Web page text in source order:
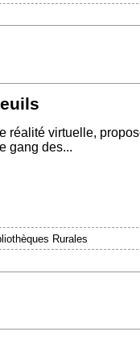
réalité virtuelle,
gang des...
Rurales